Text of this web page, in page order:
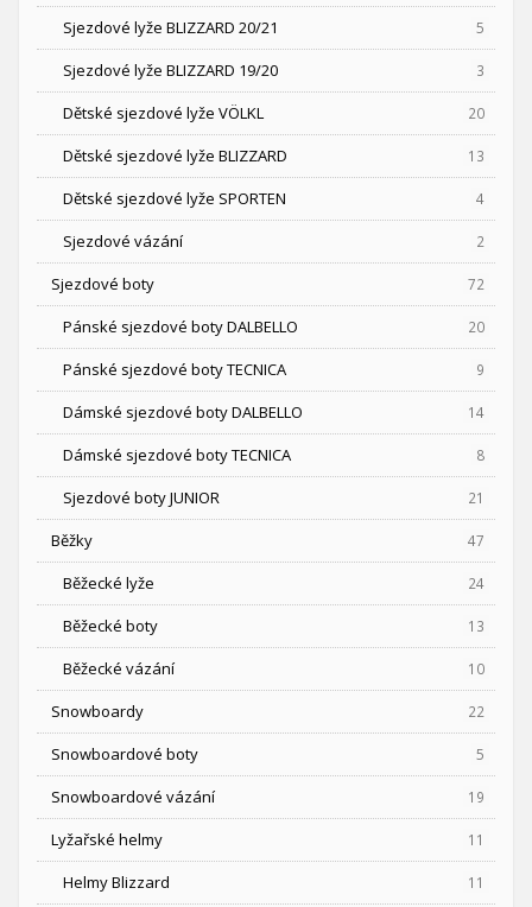
Sjezdové lyže BLIZZARD 20/21 5
Sjezdové lyže BLIZZARD 19/20 3
Dětské sjezdové lyže VÖLKL 20
Dětské sjezdové lyže BLIZZARD 13
Dětské sjezdové lyže SPORTEN 4
Sjezdové vázání 2
Sjezdové boty 72
Pánské sjezdové boty DALBELLO 20
Pánské sjezdové boty TECNICA 9
Dámské sjezdové boty DALBELLO 14
Dámské sjezdové boty TECNICA 8
Sjezdové boty JUNIOR 21
Běžky 47
Běžecké lyže 24
Běžecké boty 13
Běžecké vázání 10
Snowboardy 22
Snowboardové boty 5
Snowboardové vázání 19
Lyžařské helmy 11
Helmy Blizzard 11